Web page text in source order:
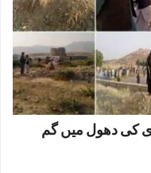
کی دھول میں گم